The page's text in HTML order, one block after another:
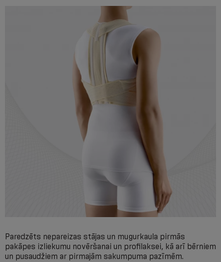
Paredzēts nepareizas stājas un mugurkaula pirmās
pakāpes izliekumu novēršanai un profilaksei, kā arī bērniem
un pusaudžiem ar pirmajām sakumpuma pazīmēm.